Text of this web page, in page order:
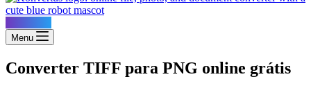
Menu
Converter TIFF para PNG online grátis